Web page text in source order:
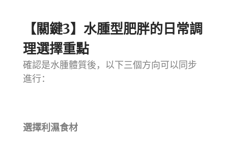
【關鍵3】水腫型肥胖的日常調
理選擇重點
確認是水腫體質後，以下三個方向可以同步
進行：
選擇利濕食材